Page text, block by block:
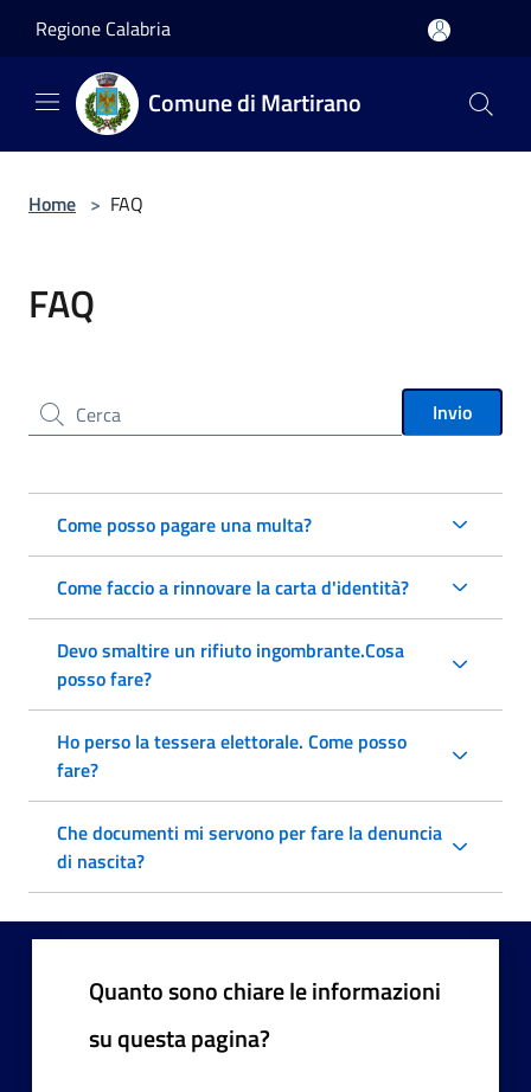
Regione Calabria
Comune di Martirano
Home > FAQ
FAQ
Cerca nel sito Invio
Come posso pagare una multa?
Come faccio a rinnovare la carta d'identità?
Devo smaltire un rifiuto ingombrante.Cosa
posso fare?
Ho perso la tessera elettorale. Come posso
fare?
Che documenti mi servono per fare la denuncia
di nascita?
Quanto sono chiare le informazioni
su questa pagina?